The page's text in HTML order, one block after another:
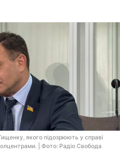
якого підозрюють у справі
| Фото: Радіо Свобода